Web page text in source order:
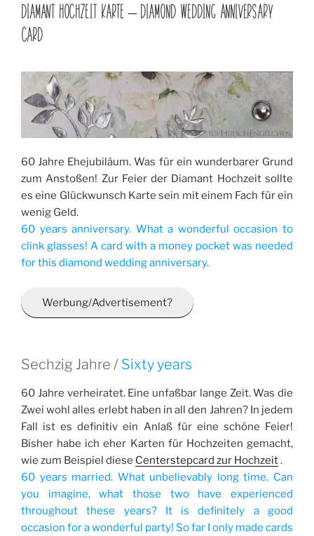
AM
DIAMANT HOCHZEIT KARTE – DIAMOND WEDDING ANNIVERSARY
CARD
60 Jahre Ehejubiläum. Was für ein wunderbarer Grund
zum Anstoßen! Zur Feier der Diamant Hochzeit sollte
es eine Glückwunsch Karte sein mit einem Fach für ein
wenig Geld.
60 years anniversary. What a wonderful occasion to
clink glasses! A card with a money pocket was needed
for this diamond wedding anniversary.
Werbung/Advertisement?
Sechzig Jahre / Sixty years
60 Jahre verheiratet. Eine unfaßbar lange Zeit. Was die
Zwei wohl alles erlebt haben in all den Jahren? In jedem
Fall ist es definitiv ein Anlaß für eine schöne Feier!
Bisher habe ich eher Karten für Hochzeiten gemacht,
wie zum Beispiel diese Centerstepcard zur Hochzeit.
60 years married. What unbelievably long time. Can
you imagine, what those two have experienced
throughout these years? It is definitely a good
occasion for a wonderful party! So far I only made cards